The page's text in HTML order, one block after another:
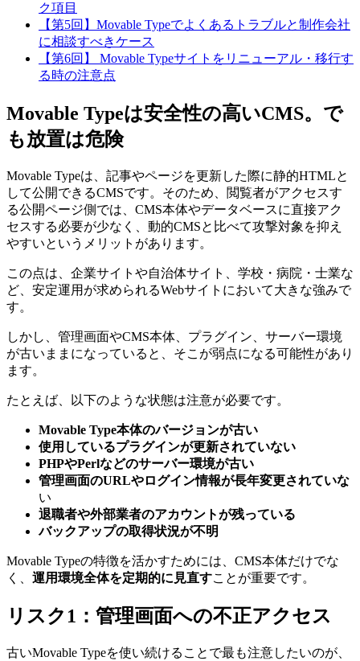
ク項目
【第5回】Movable Typeでよくあるトラブルと制作会社
に相談すべきケース
【第6回】 Movable Typeサイトをリニューアル・移行す
る時の注意点
Movable Typeは安全性の高いCMS。で
も放置は危険
Movable Typeは、記事やページを更新した際に静的HTMLと
して公開できるCMSです。そのため、閲覧者がアクセスす
る公開ページ側では、CMS本体やデータベースに直接アク
セスする必要が少なく、動的CMSと比べて攻撃対象を抑え
やすいというメリットがあります。
この点は、企業サイトや自治体サイト、学校・病院・士業な
ど、安定運用が求められるWebサイトにおいて大きな強みで
す。
しかし、管理画面やCMS本体、プラグイン、サーバー環境
が古いままになっていると、そこが弱点になる可能性があり
ます。
たとえば、以下のような状態は注意が必要です。
Movable Type本体のバージョンが古い
使用しているプラグインが更新されていない
PHPやPerlなどのサーバー環境が古い
管理画面のURLやログイン情報が長年変更されていな
い
退職者や外部業者のアカウントが残っている
バックアップの取得状況が不明
Movable Typeの特徴を活かすためには、CMS本体だけでな
く、 運用環境全体を定期的に見直すことが重要です。
リスク1：管理画面への不正アクセス
古いMovable Typeを使い続けることで最も注意したいのが、